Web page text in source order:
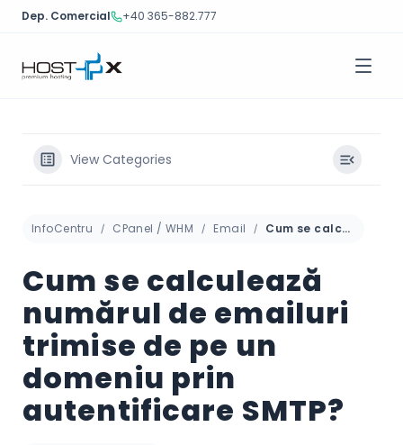
Dep. Comercial +40 365-882.777
conținut
View Categories
InfoCentru CPanel / WHM Email Cum se calculează numărul de emailuri trimise de pe un domeniu prin autentificare SMTP?
Cum se calculează
numărul de emailuri
trimise de pe un
domeniu prin
autentificare SMTP?